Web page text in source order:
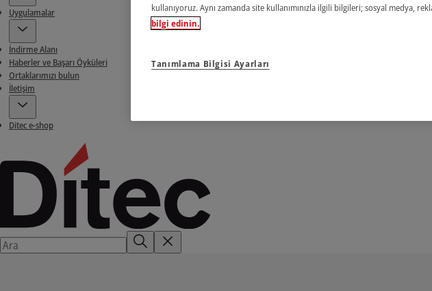
Uygulamalar
İndirme Alanı
Haberler ve Başarı Öyküleri
Ortaklarımızı bulun
İletişim
Ditec e-shop
kullanıyoruz. Aynı zamanda site kullanımınızla ilgili bilgileri; sosyal medya,
bilgi edinin.
Tanımlama Bilgisi Ayarları